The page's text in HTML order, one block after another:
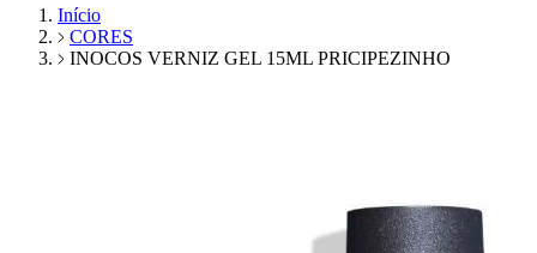
Início
CORES
INOCOS VERNIZ GEL 15ML PRICIPEZINHO